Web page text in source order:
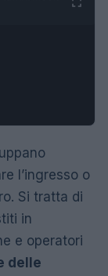
l’ingresso o
Si tratta di
in
e operatori
delle